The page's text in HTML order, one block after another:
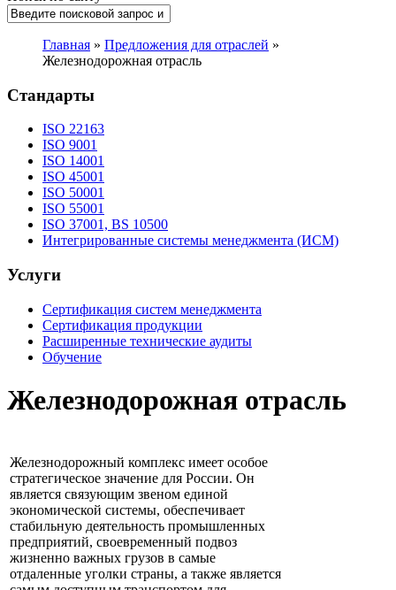
Главная » Предложения для отраслей »
Железнодорожная отрасль
Стандарты
ISO 22163
ISO 9001
ISO 14001
ISO 45001
ISO 50001
ISO 55001
ISO 37001, BS 10500
Интегрированные системы менеджмента (ИСМ)
Услуги
Cертификация систем менеджмента
Сертификация продукции
Расширенные технические аудиты
Обучение
Железнодорожная отрасль
Железнодорожный комплекс имеет особое
стратегическое значение для России. Он
является связующим звеном единой
экономической системы, обеспечивает
стабильную деятельность промышленных
предприятий, своевременный подвоз
жизненно важных грузов в самые
отдаленные уголки страны, а также является